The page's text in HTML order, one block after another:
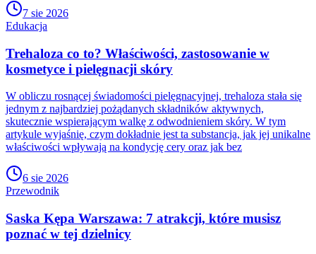
7 sie 2026
Edukacja
Trehaloza co to? Właściwości, zastosowanie w
kosmetyce i pielęgnacji skóry
W obliczu rosnącej świadomości pielęgnacyjnej, trehaloza stała się
jednym z najbardziej pożądanych składników aktywnych,
skutecznie wspierającym walkę z odwodnieniem skóry. W tym
artykule wyjaśnię, czym dokładnie jest ta substancja, jak jej unikalne
właściwości wpływają na kondycję cery oraz jak bez
6 sie 2026
Przewodnik
Saska Kępa Warszawa: 7 atrakcji, które musisz
poznać w tej dzielnicy